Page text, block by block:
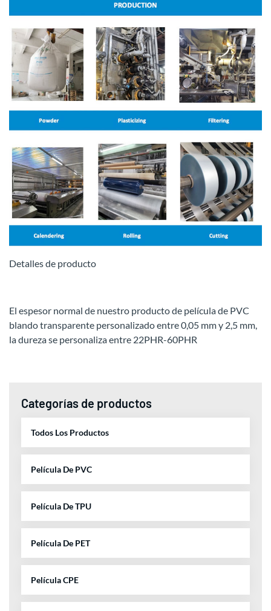
Detalles de producto
El espesor normal de nuestro producto de película de PVC
blando transparente personalizado entre 0,05 mm y 2,5 mm,
la dureza se personaliza entre 22PHR-60PHR
Categorías de productos
Todos Los Productos
Película De PVC
Película De TPU
Película De PET
Película CPE